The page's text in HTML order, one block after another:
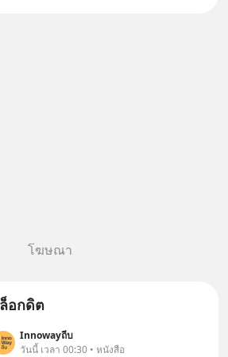
โฆษณา
อกดิต
Innowayถีบ
วันนี้ เวลา 00:30 • หนังสือ